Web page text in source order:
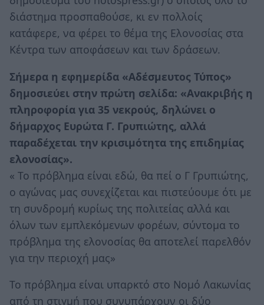
διάστημα προσπαθούσε, κι εν πολλοίς
κατάφερε, να φέρει το θέμα της Ελονοσίας στα
Κέντρα των αποφάσεων και των δράσεων.
Σήμερα η εφημερίδα «Αδέσμευτος Τύπος»
δημοσιεύει στην πρώτη σελίδα: «Ανακριβής η
πληροφορία για 35 νεκρούς, δηλώνει ο
δήμαρχος Ευρώτα Γ. Γρυπιώτης, αλλά
παραδέχεται την κρισιμότητα της επιδημίας
ελονοσίας».
« Το πρόβλημα είναι εδώ, θα πεί ο Γ Γρυπιώτης,
ο αγώνας μας συνεχίζεται και πιστεύουμε ότι με
τη συνδρομή κυρίως της πολιτείας αλλά και
όλων των εμπλεκόμενων φορέων, σύντομα το
πρόβλημα της ελονοσίας θα αποτελεί παρελθόν
για την περιοχή μας»
Το πρόβλημα είναι υπαρκτό στο Νομό Λακωνίας
από τη στιγμή που συνυπάρχουν οι δύο